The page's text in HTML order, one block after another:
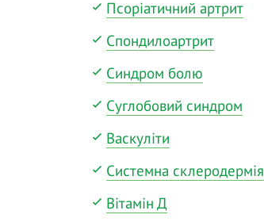
Псоріатичний артрит
Спондилоартрит
Синдром болю
Суглобовий синдром
Васкуліти
Системна склеродермія
Вітамін Д